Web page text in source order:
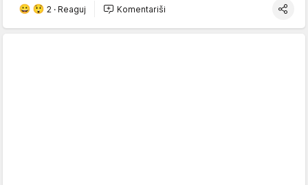
2 · Reaguj Komentariši